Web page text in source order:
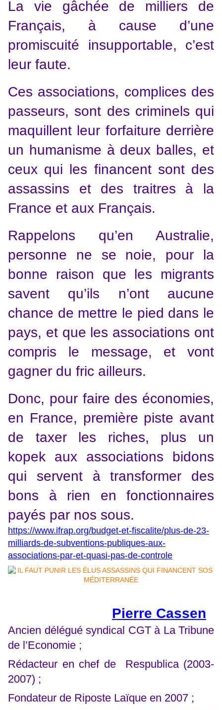
La vie gâchée de milliers de
Français, à cause d’une
promiscuité insupportable, c’est
leur faute.
Ces associations, complices des
passeurs, sont des criminels qui
maquillent leur forfaiture derrière
un humanisme à deux balles, et
ceux qui les financent sont des
assassins et des traitres à la
France et aux Français.
Rappelons qu’en Australie,
personne ne se noie, pour la
bonne raison que les migrants
savent qu’ils n’ont aucune
chance de mettre le pied dans le
pays, et que les associations ont
compris le message, et vont
gagner du fric ailleurs.
Donc, pour faire des économies,
en France, première piste avant
de taxer les riches, plus un
kopek aux associations bidons
qui servent à transformer des
bons à rien en fonctionnaires
payés par nos sous.
https://www.ifrap.org/budget-et-fiscalite/plus-de-23-
milliards-de-subventions-publiques-aux-
associations-par-et-quasi-pas-de-controle
Pierre Cassen
Ancien délégué syndical CGT à La Tribune
de l’Economie ;
Rédacteur en chef de Respublica (2003-
2007) ;
Fondateur de Riposte Laïque en 2007 ;